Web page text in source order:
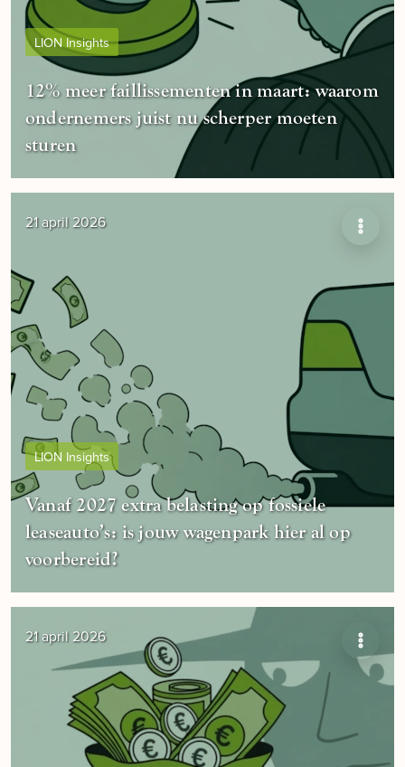
LION Insights
12% meer faillissementen in maart: waarom
ondernemers juist nu scherper moeten
sturen
21 april 2026
LION Insights
Vanaf 2027 extra belasting op fossiele
leaseauto’s: is jouw wagenpark hier al op
voorbereid?
21 april 2026